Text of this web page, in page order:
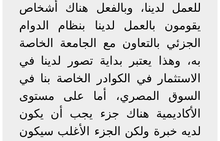
للعمل لدينا، وبالفعل هناك أشخاص
يقومون بالعمل لدينا بنظام الدوام
الجزئي بالتعاون مع الجامعة الخاصة
به، وهذا يعتبر بداية تصور لدينا في
الاستثمار في الكوادر الخاصة بنا في
السوق المصري، أما على مستوى
الأكاديمية هناك جزء يجب أن يكون
لديه خبرة ولكن الجزء الأغلب سيكون